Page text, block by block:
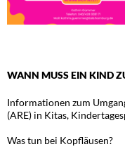
WANN MUSS EIN KIND
Informationen zum
(ARE) in Kitas,
Was tun bei Kopfläusen?